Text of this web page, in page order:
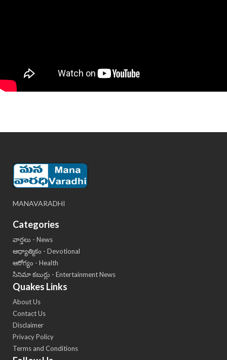
MANAVARADHI
Categories
వార్తలు - News
ఆధ్యాత్మికం - Devotional
ఆరోగ్యం - Health
సినిమా కబుర్లు - Entertainment News
Quakes Links
About Us
Contact Us
Disclaimer
Privacy Policy
Terms and Conditions